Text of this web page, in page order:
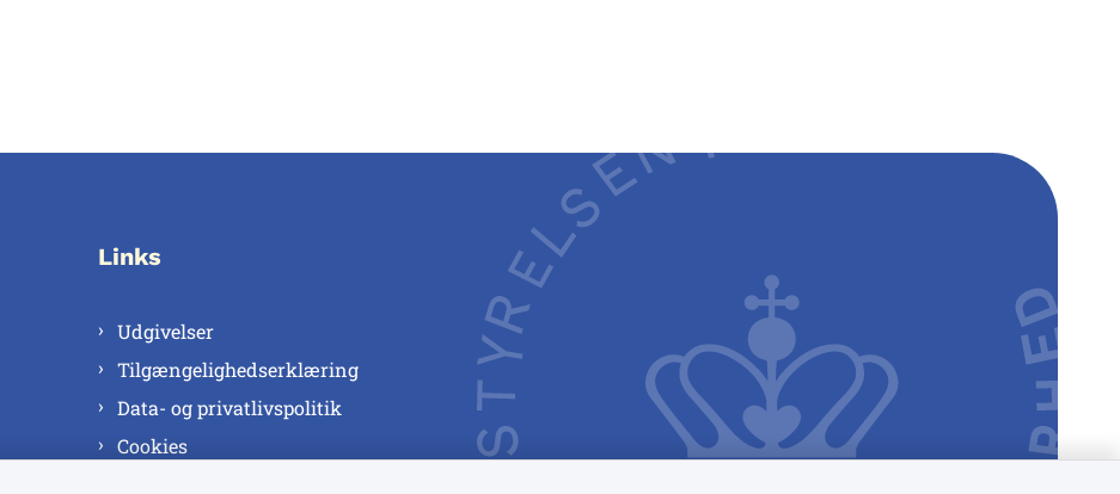
Links
Udgivelser
Tilgængelighedserklæring
Data- og privatlivspolitik
Cookies